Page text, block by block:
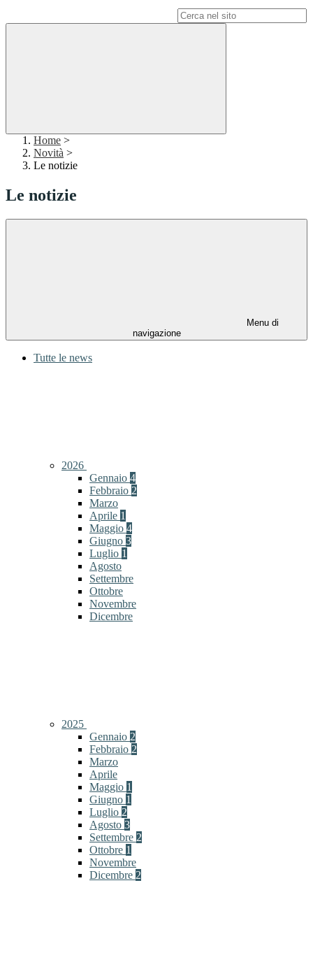
Home >
Novità >
Le notizie
Le notizie
Menu di
navigazione
Tutte le news
2026
Gennaio 4
Febbraio 2
Marzo
Aprile 1
Maggio 4
Giugno 3
Luglio 1
Agosto
Settembre
Ottobre
Novembre
Dicembre
2025
Gennaio 2
Febbraio 2
Marzo
Aprile
Maggio 1
Giugno 1
Luglio 2
Agosto 3
Settembre 2
Ottobre 1
Novembre
Dicembre 2